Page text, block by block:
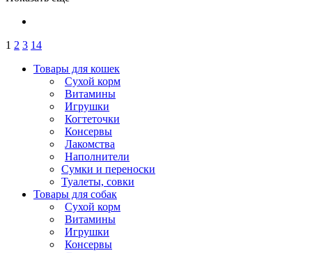
1 2 3 14
Товары для кошек
Cухой корм
Витамины
Игрушки
Когтеточки
Консервы
Лакомства
Наполнители
Сумки и переноски
Туалеты, совки
Товары для собак
Cухой корм
Витамины
Игрушки
Консервы